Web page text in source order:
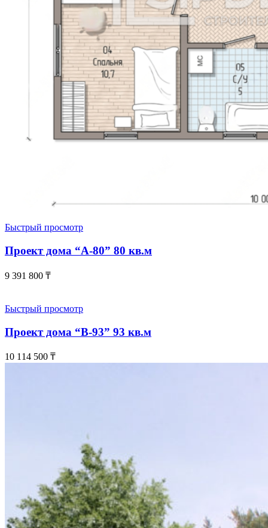
Быстрый просмотр
Проект дома “А-80” 80 кв.м
9 391 800 ₸
Быстрый просмотр
Проект дома “В-93” 93 кв.м
10 114 500 ₸